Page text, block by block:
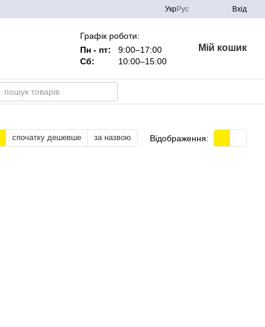
УкрРус Вхід
Графік роботи:
Пн - пт:
9:00–17:00
Сб:
10:00–15:00
Мій кошик
спочатку дешевше за назвою Відображення: